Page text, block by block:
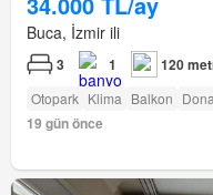
Buca, İzmir ili
3 1 120
Otopark Klima Balkon
19 gün önce